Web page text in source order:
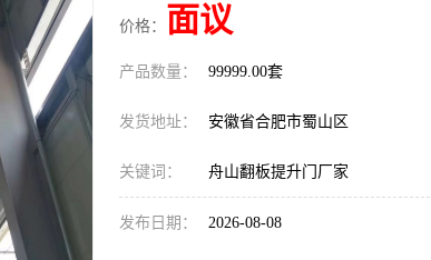
价格： 面议
产品数量： 99999.00套
发货地址： 安徽省合肥市蜀山区
关键词： 舟山翻板提升门厂家
发布日期： 2026-08-08